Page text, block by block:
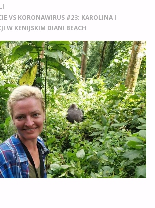
VS KORONAWIRUS #23: KAROLINA I
W KENIJSKIM DIANI BEACH